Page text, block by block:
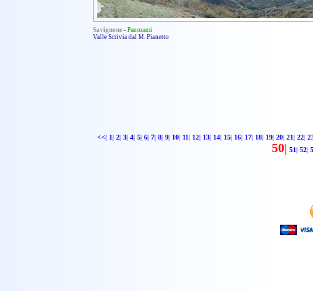
Savignone - Panorami
Valle Scrivia dal M. Pianetto
<<| 1| 2| 3| 4| 5| 6| 7| 8| 9| 10| 11| 12| 13| 14| 15| 16| 17| 18| 19| 20| 21| 22|
50| 51| 52|